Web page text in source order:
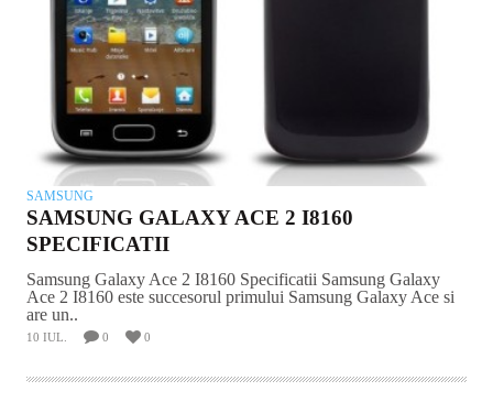
SAMSUNG
SAMSUNG GALAXY ACE 2 I8160
SPECIFICATII
Samsung Galaxy Ace 2 I8160 Specificatii Samsung Galaxy
Ace 2 I8160 este succesorul primului Samsung Galaxy Ace si
are un..
10 IUL. 0 0